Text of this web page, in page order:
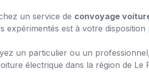
un service de convoyage
expérimentés est à votre
un particulier ou un
électrique dans la région de Le